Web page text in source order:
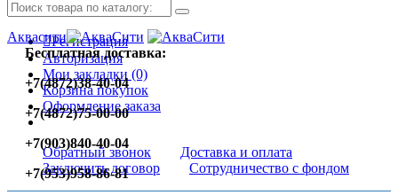
Регистрация
Авторизация
Мои закладки (0)
Корзина покупок
Оформление заказа
Обратный звонок
Доставка и оплата
Заключить договор
Сотрудничество с фондом
Аквасити
Бесплатная доставка:
+7(4872)38-40-04
+7(4872)75-00-00
+7(903)840-40-04
+7(953)958-86-81